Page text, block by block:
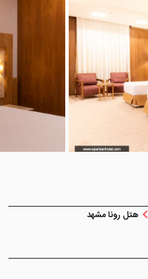
هتل رونا مشهد